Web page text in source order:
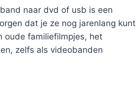
naar dvd of usb is een
dat je ze nog jarenlang kunt
oude familiefilmpjes, het
zelfs als videobanden